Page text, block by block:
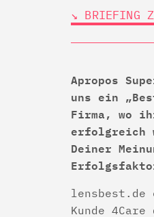
↘︎ BRIEFING
Apropos
uns ein
Firma, wo
erfolgreich
Deiner
lensbest.de
Kunde